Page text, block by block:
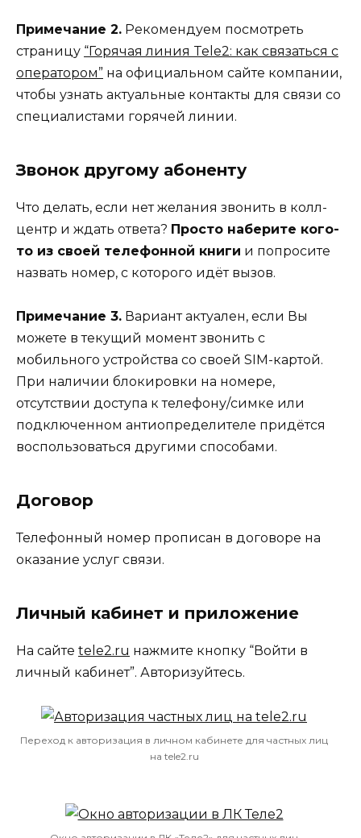
Примечание 2. Рекомендуем посмотреть
страницу “Горячая линия Tele2: как связаться с
оператором” на официальном сайте компании,
чтобы узнать актуальные контакты для связи со
специалистами горячей линии.
Звонок другому абоненту
Что делать, если нет желания звонить в колл-
центр и ждать ответа? Просто наберите кого-
то из своей телефонной книги и попросите
назвать номер, с которого идёт вызов.
Примечание 3. Вариант актуален, если Вы
можете в текущий момент звонить с
мобильного устройства со своей SIM-картой.
При наличии блокировки на номере,
отсутствии доступа к телефону/симке или
подключенном антиопределителе придётся
воспользоваться другими способами.
Договор
Телефонный номер прописан в договоре на
оказание услуг связи.
Личный кабинет и приложение
На сайте tele2.ru нажмите кнопку “Войти в
личный кабинет”. Авторизуйтесь.
Переход к авторизация в личном кабинете для частных лиц
на tele2.ru